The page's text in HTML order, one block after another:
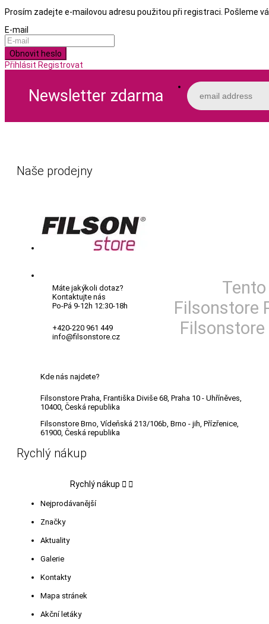
Filsonstore
Filsonstore
Prosím zadejte e-mailovou adresu použitou při registraci. Pošleme
E-mail
Obnovit heslo
Přihlásit Registrovat
Newsletter zdarma
Naše prodejny
Máte jakýkoli dotaz?
Kontaktujte nás
Po-Pá 9-12h 12:30-18h
+420-220 961 449
info@filsonstore.cz
Kde nás najdete?
Filsonstore Praha, Františka Diviše 68, Praha 10 - Uhříněves,
10400, Česká republika
Filsonstore Brno, Vídeňská 213/106b, Brno - jih, Přízřenice,
61900, Česká republika
Rychlý nákup
Rychlý nákup  
Nejprodávanější
Značky
Aktuality
Galerie
Kontakty
Mapa stránek
Akční letáky